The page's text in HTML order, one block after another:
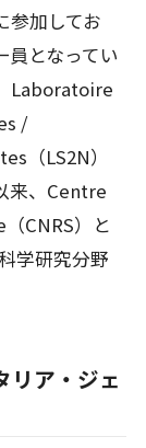
参加してお
員となってい
Laboratoire
/
（LS2N）
来、Centre
CNRS）と
学研究分野
ア・ジェ